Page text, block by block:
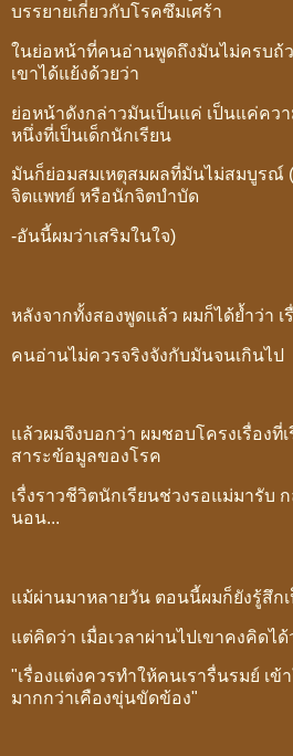
บรรยายเกี่ยวกับโรคซึมเศร้า
ในย่อหน้าที่คนอ่านพูดถึงมันไม่ครบถ้ว
เขาได้แย้งด้วยว่า
ย่อหน้าดังกล่าวมันเป็นแค่ เป็นแค่คว
หนึ่งที่เป็นเด็กนักเรียน
มันก็ย่อมสมเหตุสมผลที่มันไม่สมบูรณ์
จิตแพทย์ หรือนักจิตบำบัด
-อันนี้ผมว่าเสริมในใจ)
หลังจากทั้งสองพูดแล้ว ผมก็ได้ย้ำว่า เ
คนอ่านไม่ควรจริงจังกับมันจนเกินไป
แล้วผมจึงบอกว่า ผมชอบโครงเรื่องที่
สาระข้อมูลของโรค
เรื่งราวชีวิตนักเรียนช่วงรอแม่มารับ
นอน...
แม้ผ่านมาหลายวัน ตอนนี้ผมก็ยังรู้สึก
แต่คิดว่า เมื่อเวลาผ่านไปเขาคงคิดได้
"เรื่องแต่งควรทำให้คนเรารื่นรมย์ เข้
มากกว่าเคืองขุ่นขัดข้อง"